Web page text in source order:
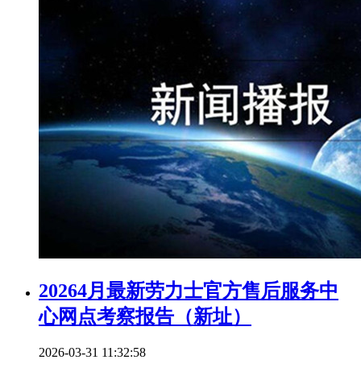
20264月最新劳力士官方售后服务中
心网点考察报告（新址）
2026-03-31 11:32:58